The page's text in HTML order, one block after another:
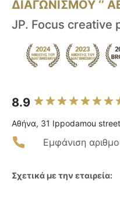
ΔΙΑΓΩΝΙΣΜΟΥ ‘’
JP. Focus creative
8.9
Αθήνα, 31 Ippodamou
Εμφάνιση
Σχετικά με την εταιρεία: